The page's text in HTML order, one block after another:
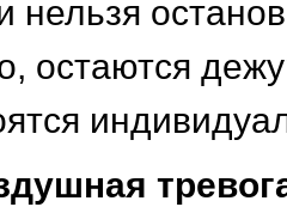
нельзя
остаются